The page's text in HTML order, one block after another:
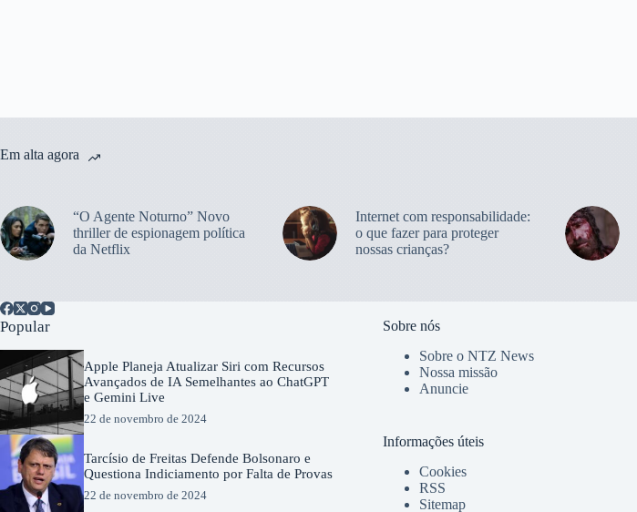
Em alta agora
“O Agente Noturno” Novo
thriller de espionagem política
da Netflix
Internet com responsabilidade:
o que fazer para proteger
nossas crianças?
Popular
Apple Planeja Atualizar Siri com Recursos
Avançados de IA Semelhantes ao ChatGPT
e Gemini Live
22 de novembro de 2024
Tarcísio de Freitas Defende Bolsonaro e
Questiona Indiciamento por Falta de Provas
22 de novembro de 2024
Sobre nós
Sobre o NTZ News
Nossa missão
Anuncie
Informações úteis
Cookies
RSS
Sitemap